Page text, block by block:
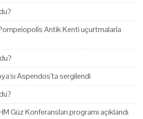
Antik Kenti uçurtmalarla
Aspendos'ta sergilendi
Güz Konferansları programı açıklandı